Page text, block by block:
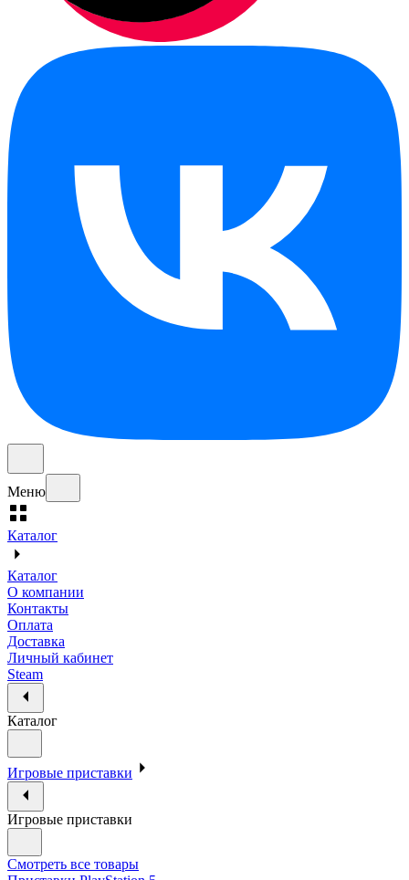
Меню
Каталог
Каталог
О компании
Контакты
Оплата
Доставка
Личный кабинет
Steam
Каталог
Игровые приставки
Игровые приставки
Смотреть все товары